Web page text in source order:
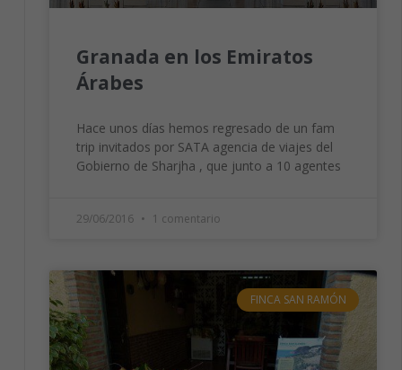
Granada en los Emiratos
Árabes
Hace unos días hemos regresado de un fam
trip invitados por SATA agencia de viajes del
Gobierno de Sharjha , que junto a 10 agentes
29/06/2016 1 comentario
FINCA SAN RAMÓN